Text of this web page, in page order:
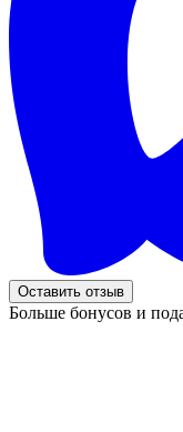
Оставить отзыв
Больше бонусов и